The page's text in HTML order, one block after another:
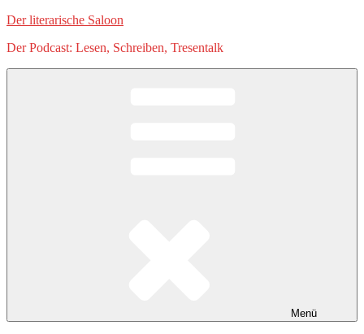
Zum
springen
Der literarische Saloon
Der Podcast: Lesen, Schreiben, Tresentalk
Menü